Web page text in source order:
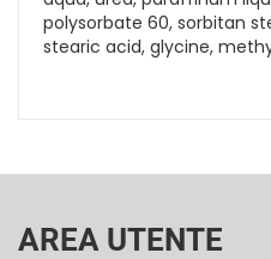
polysorbate 60, sorbitan
stearic acid, glycine,
AREA UTENTE